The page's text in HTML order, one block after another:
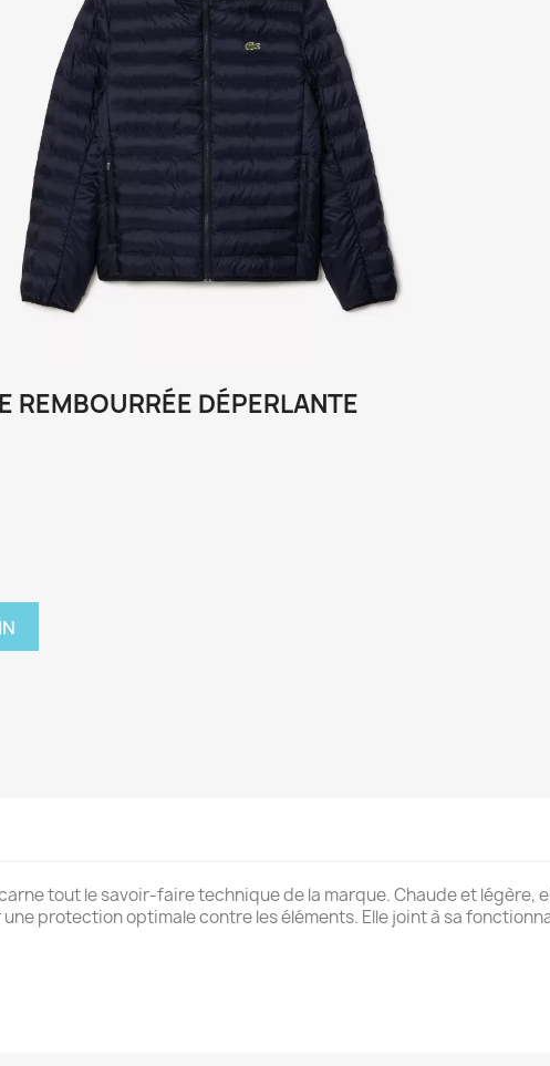
REMBOURRÉE DÉPERLANTE
tout le savoir-faire technique de la marque. Chaude et légère,
protection optimale contre les éléments. Elle joint à sa